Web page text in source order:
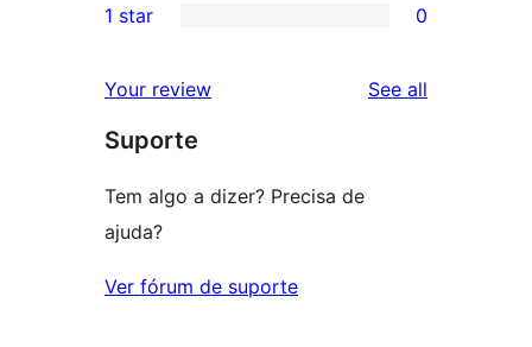
reviews
star
2-
reviews
star
reviews
1 star 0
Your review See all
Suporte
Tem algo a dizer? Precisa de
ajuda?
Ver fórum de suporte